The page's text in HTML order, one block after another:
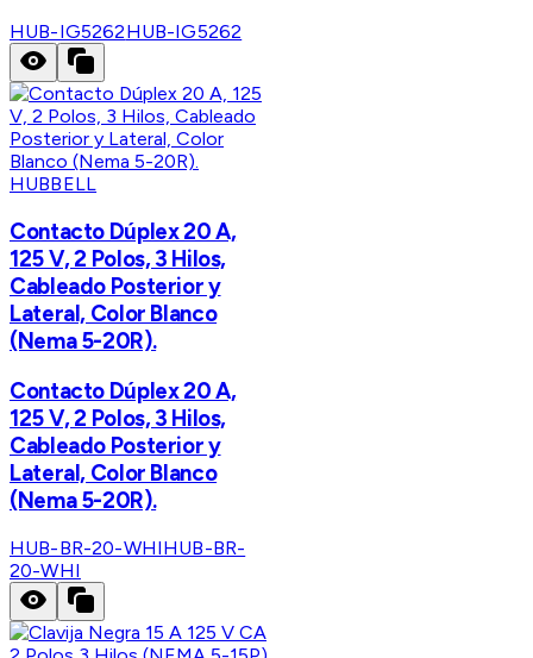
HUB-IG5262HUB-IG5262
HUBBELL
Contacto Dúplex 20 A,
125 V, 2 Polos, 3 Hilos,
Cableado Posterior y
Lateral, Color Blanco
(Nema 5-20R).
Contacto Dúplex 20 A,
125 V, 2 Polos, 3 Hilos,
Cableado Posterior y
Lateral, Color Blanco
(Nema 5-20R).
HUB-BR-20-WHIHUB-BR-
20-WHI